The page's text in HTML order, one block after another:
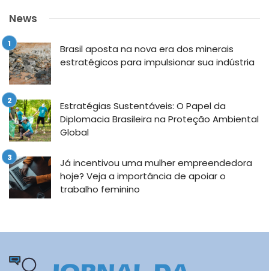
News
Brasil aposta na nova era dos minerais
estratégicos para impulsionar sua indústria
Estratégias Sustentáveis: O Papel da
Diplomacia Brasileira na Proteção Ambiental
Global
Já incentivou uma mulher empreendedora
hoje? Veja a importância de apoiar o
trabalho feminino